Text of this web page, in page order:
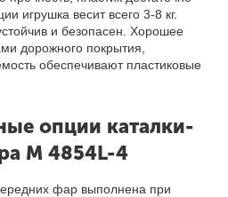
игрушка весит всего 3-8 кг.
и безопасен. Хорошее
дорожного покрытия,
обеспечивают пластиковые
опции каталки-
M 4854L-4
фар выполнена при